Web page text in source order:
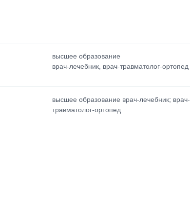
высшее образование
врач-лечебник, врач-травматолог-ортопед
высшее образование врач-лечебник; врач-
травматолог-ортопед